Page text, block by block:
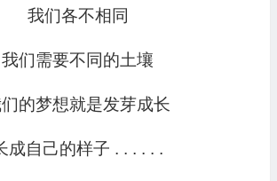
我们各不相同
我们需要不同的土壤
的梦想就是发芽成长
成自己的样子 . . . . . .